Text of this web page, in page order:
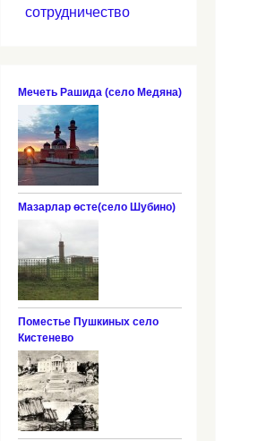
сотрудничество
Мечеть Рашида (село Медяна)
Мазарлар өсте(село Шубино)
Поместье Пушкиных село
Кистенево